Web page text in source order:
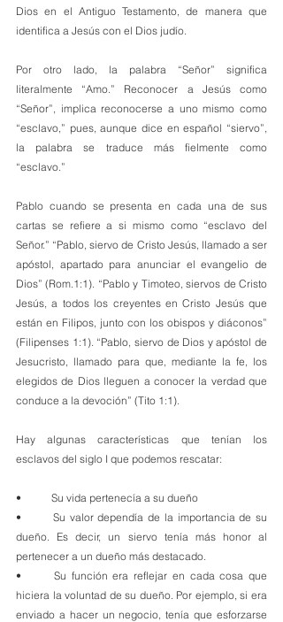
Dios en el Antiguo Testamento, de manera que
identifica a Jesús con el Dios judío.
Por otro lado, la palabra “Señor” significa
literalmente “Amo.” Reconocer a Jesús como
“Señor”, implica reconocerse a uno mismo como
“esclavo,” pues, aunque dice en español “siervo”,
la palabra se traduce más fielmente como
“esclavo.”
Pablo cuando se presenta en cada una de sus
cartas se refiere a si mismo como “esclavo del
Señor.” “Pablo, siervo de Cristo Jesús, llamado a ser
apóstol, apartado para anunciar el evangelio de
Dios” (Rom.1:1). “Pablo y Timoteo, siervos de Cristo
Jesús, a todos los creyentes en Cristo Jesús que
están en Filipos, junto con los obispos y diáconos”
(Filipenses 1:1). “Pablo, siervo de Dios y apóstol de
Jesucristo, llamado para que, mediante la fe, los
elegidos de Dios lleguen a conocer la verdad que
conduce a la devoción” (Tito 1:1).
Hay algunas características que tenían los
esclavos del siglo I que podemos rescatar:
•	Su vida pertenecía a su dueño
•	Su valor dependía de la importancia de su
dueño. Es decir, un siervo tenía más honor al
pertenecer a un dueño más destacado.
•	Su función era reflejar en cada cosa que
hiciera la voluntad de su dueño. Por ejemplo, si era
enviado a hacer un negocio, tenía que esforzarse